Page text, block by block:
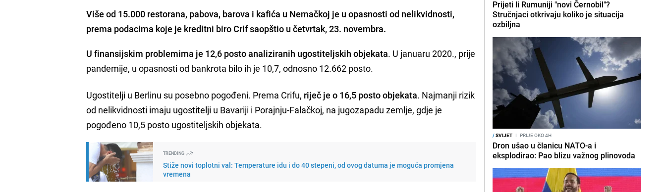
Više od 15.000 restorana, pabova, barova i kafića u Nemačkoj je u opasnosti od nelikvidnosti,
prema podacima koje je kreditni biro Crif saopštio u četvrtak, 23. novembra.
U finansijskim problemima je 12,6 posto analiziranih ugostiteljskih objekata. U januaru 2020., prije
pandemije, u opasnosti od bankrota bilo ih je 10,7, odnosno 12.662 posto.
Ugostitelji u Berlinu su posebno pogođeni. Prema Crifu, riječ je o 16,5 posto objekata. Najmanji rizik
od nelikvidnosti imaju ugostitelji u Bavariji i Porajnju-Falačkoj, na jugozapadu zemlje, gdje je
pogođeno 10,5 posto ugostiteljskih objekata.
TRENDING
Stiže novi toplotni val: Temperature idu i do 40 stepeni, od ovog datuma je moguća promjena
vremena
Prijeti li Rumuniji "novi Černobil"?
Stručnjaci otkrivaju koliko je situacija
ozbiljna
/SVIJET I PRIJE OKO 4H
Dron ušao u članicu NATO-a i
eksplodirao: Pao blizu važnog plinovoda